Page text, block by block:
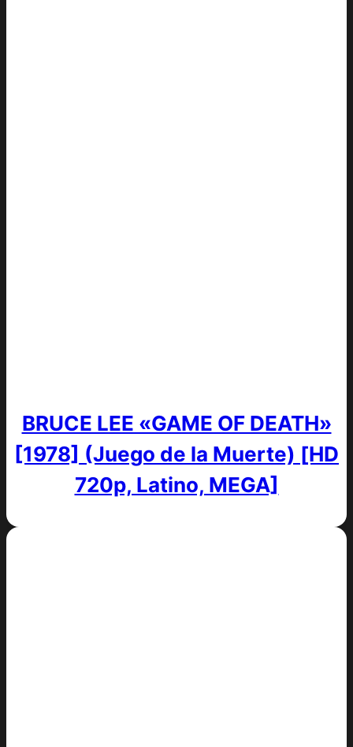
BRUCE LEE «GAME OF DEATH»
[1978] (Juego de la Muerte) [HD
720p, Latino, MEGA]